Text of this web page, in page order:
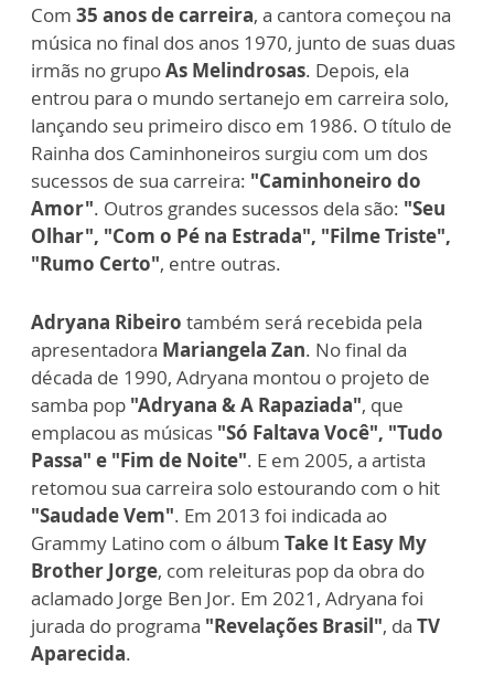
Com 35 anos de carreira, a cantora começou na
música no final dos anos 1970, junto de suas duas
irmãs no grupoAs Melindrosas. Depois, ela
entrou para o mundo sertanejo em carreira solo,
lançando seu primeiro disco em 1986. O título de
Rainha dos Caminhoneiros surgiu com um dos
sucessos de sua carreira: "Caminhoneiro do
Amor". Outros grandes sucessos dela são: "Seu
Olhar", "Com o Pé na Estrada", "Filme Triste",
"Rumo Certo", entre outras.
Adryana Ribeiro também será recebida pela
apresentadora Mariangela Zan. No final da
década de 1990, Adryana montou o projeto de
samba pop "Adryana & A Rapaziada", que
emplacou as músicas "Só Faltava Você", "Tudo
Passa" e "Fim de Noite". E em 2005, a artista
retomou sua carreira solo estourando com o hit
"Saudade Vem". Em 2013 foi indicada ao
Grammy Latino com o álbum Take It Easy My
Brother Jorge, com releituras pop da obra do
aclamado Jorge Ben Jor. Em 2021, Adryana foi
jurada do programa "Revelações Brasil", da TV
Aparecida.